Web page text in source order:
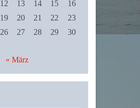
12 13 14 15
16
19 20 21 22
23
26 27 28 29
30
« März